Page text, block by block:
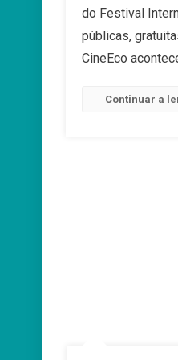
do Festival
públicas,
CineEco
Continuar a